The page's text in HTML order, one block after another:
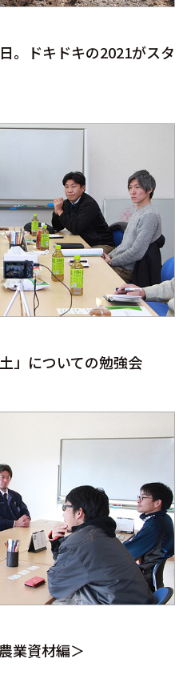
。ドキドキの2021がスタ
」についての勉強会
業資材編＞